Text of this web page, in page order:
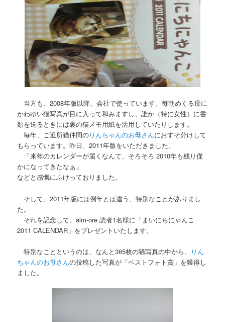
当方も、2008年版以降、会社で使っています。毎朝めくる度に
かわゆい猫写真が目に入って和みますし、誰か（特に女性）に書
類を送るときには裏の猫メモ用紙を活用していたりします。
毎年、ご近所猫仲間のりんちゃんのお母さんにおすそ分けして
もらっています。昨日、2011年版をいただきました。
「来年のカレンダーが届くなんて、そろそろ 2010年も残り僅
かになってきたなぁ」
などと感慨にふけっておりました。
そして、2011年版には例年とは違う、特別なことがありまし
た。
それを記念して、alm-ore 読者1名様に「まいにちにゃんこ
2011 CALENDAR」をプレゼントいたします。
特別なことというのは、なんと365枚の猫写真の中から、
りん
ちゃんのお母さんの投稿した写真が「ベストフォト賞」を獲得し
ました。